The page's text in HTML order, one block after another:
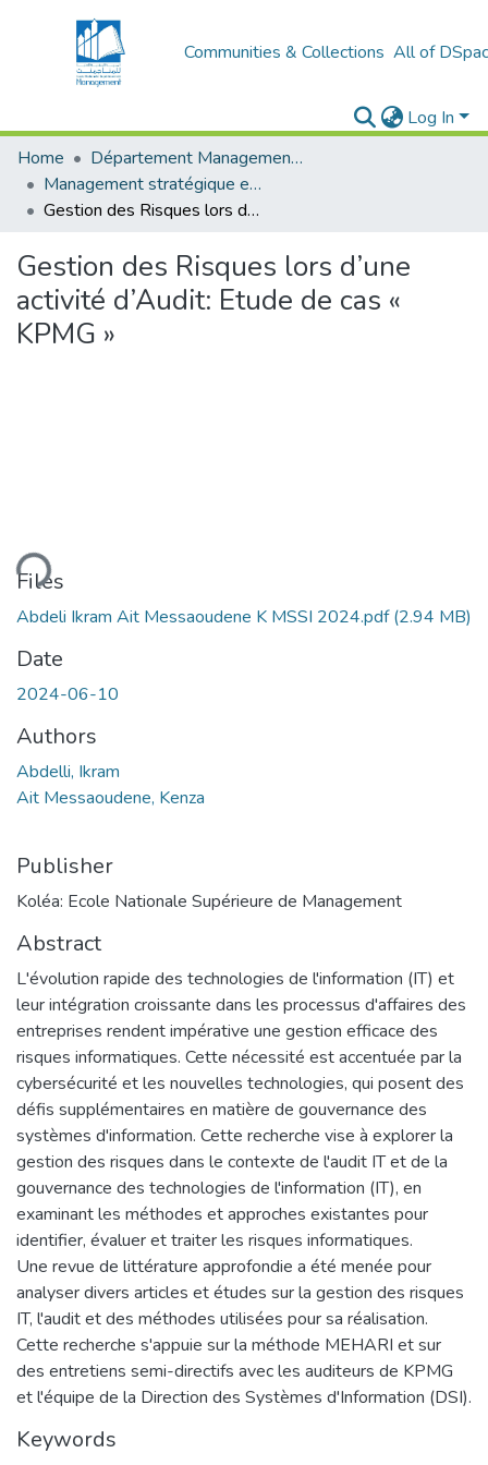
Communities & Collections All of
Log In
Home
Département Management stratégique et système
Management stratégique et système d’information (MSSI)
Gestion des Risques lors d’une activité d’Audit: Etude de cas « KPMG »
Gestion des Risques lors d’une
activité d’Audit: Etude de cas «
KPMG »
Files
Abdeli Ikram Ait Messaoudene K MSSI 2024.pdf(2.94 MB)
Date
2024-06-10
Authors
Abdelli, Ikram
Ait Messaoudene, Kenza
Publisher
Koléa: Ecole Nationale Supérieure de Management
Abstract
L'évolution rapide des technologies de l'information (IT) et
leur intégration croissante dans les processus d'affaires des
entreprises rendent impérative une gestion efficace des
risques informatiques. Cette nécessité est accentuée par la
cybersécurité et les nouvelles technologies, qui posent des
défis supplémentaires en matière de gouvernance des
systèmes d'information. Cette recherche vise à explorer la
gestion des risques dans le contexte de l'audit IT et de la
gouvernance des technologies de l'information (IT), en
examinant les méthodes et approches existantes pour
identifier, évaluer et traiter les risques informatiques.
Une revue de littérature approfondie a été menée pour
analyser divers articles et études sur la gestion des risques
IT, l'audit et des méthodes utilisées pour sa réalisation.
Cette recherche s'appuie sur la méthode MEHARI et sur
des entretiens semi-directifs avec les auditeurs de KPMG
et l'équipe de la Direction des Systèmes d'Information (DSI).
Keywords